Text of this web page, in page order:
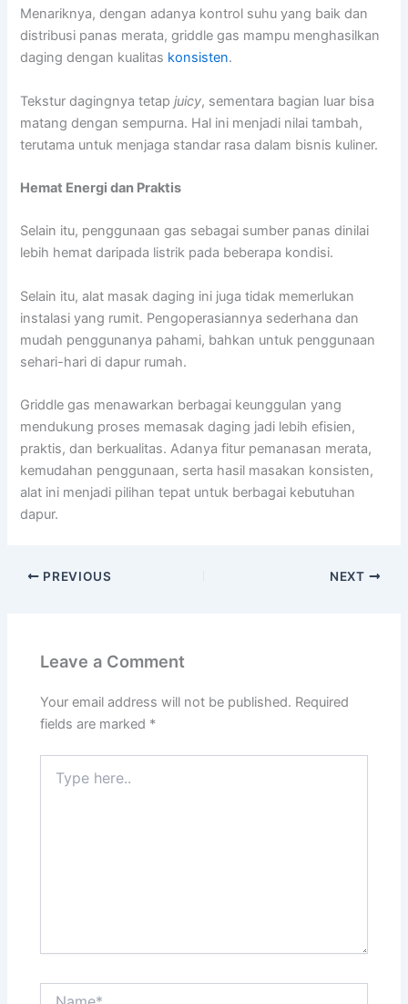
Menariknya, dengan adanya kontrol suhu yang baik dan
distribusi panas merata, griddle gas mampu menghasilkan
daging dengan kualitas konsisten.
Tekstur dagingnya tetapjuicy, sementara bagian luar bisa
matang dengan sempurna. Hal ini menjadi nilai tambah,
terutama untuk menjaga standar rasa dalam bisnis kuliner.
Hemat Energi dan Praktis
Selain itu, penggunaan gas sebagai sumber panas dinilai
lebih hemat daripada listrik pada beberapa kondisi.
Selain itu, alat masak daging ini juga tidak memerlukan
instalasi yang rumit. Pengoperasiannya sederhana dan
mudah penggunanya pahami, bahkan untuk penggunaan
sehari-hari di dapur rumah.
Griddle gas menawarkan berbagai keunggulan yang
mendukung proses memasak daging jadi lebih efisien,
praktis, dan berkualitas. Adanya fitur pemanasan merata,
kemudahan penggunaan, serta hasil masakan konsisten,
alat ini menjadi pilihan tepat untuk berbagai kebutuhan
dapur.
PREVIOUS NEXT
Leave a Comment
Your email address will not be published. Required
fields are marked *
here..